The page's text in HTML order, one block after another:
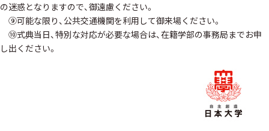
の迷惑となりますので、御遠慮ください。
⑨可能な限り、公共交通機関を利用して御来場ください。
⑩式典当日、特別な対応が必要な場合は、在籍学部の事務局までお申
し出ください。